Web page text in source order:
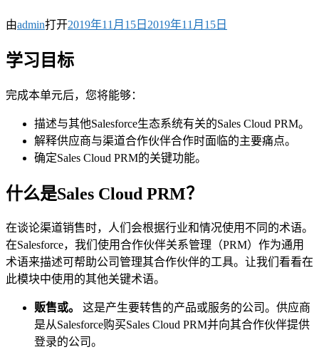
由admin打开2019年11月15日 2019年11月15日
学习目标
完成本单元后，您将能够：
描述与其他Salesforce生态系统有关的Sales Cloud PRM。
解释供应商与渠道合作伙伴合作时面临的主要痛点。
确定Sales Cloud PRM的关键功能。
什么是Sales Cloud PRM？
在谈论渠道销售时，人们会根据行业和情况使用不同的术语。
在Salesforce，我们使用合作伙伴关系管理（PRM）作为通用
术语来描述可帮助公司管理其合作伙伴的工具。让我们看看在
此模块中使用的其他关键术语。
贩售或。 这是产生要转售的产品或服务的公司。供应商
是从Salesforce购买Sales Cloud PRM并向其合作伙伴提供
登录的公司。